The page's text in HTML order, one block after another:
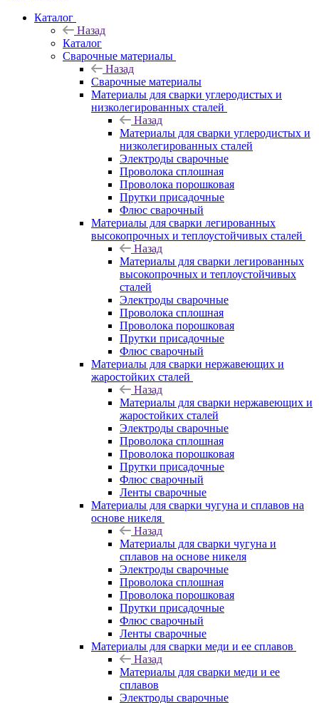
Каталог
Назад
Каталог
Сварочные материалы
Назад
Сварочные материалы
Материалы для сварки углеродистых и
низколегированных сталей
Назад
Материалы для сварки углеродистых и
низколегированных сталей
Электроды сварочные
Проволока сплошная
Проволока порошковая
Прутки присадочные
Флюс сварочный
Материалы для сварки легированных
высокопрочных и теплоустойчивых сталей
Назад
Материалы для сварки легированных
высокопрочных и теплоустойчивых
сталей
Электроды сварочные
Проволока сплошная
Проволока порошковая
Прутки присадочные
Флюс сварочный
Материалы для сварки нержавеющих и
жаростойких сталей
Назад
Материалы для сварки нержавеющих и
жаростойких сталей
Электроды сварочные
Проволока сплошная
Проволока порошковая
Прутки присадочные
Флюс сварочный
Ленты сварочные
Материалы для сварки чугуна и сплавов на
основе никеля
Назад
Материалы для сварки чугуна и
сплавов на основе никеля
Электроды сварочные
Проволока сплошная
Проволока порошковая
Прутки присадочные
Флюс сварочный
Ленты сварочные
Материалы для сварки меди и ее сплавов
Назад
Материалы для сварки меди и ее
сплавов
Электроды сварочные